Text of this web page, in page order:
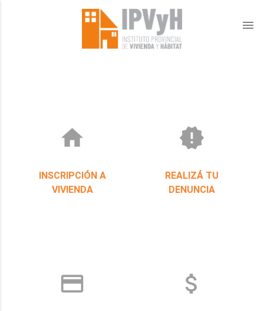
menu
home
INSCRIPCIÓN A
VIVIENDA
new_releases
REALIZÁ TU
DENUNCIA
credit_card attach_money